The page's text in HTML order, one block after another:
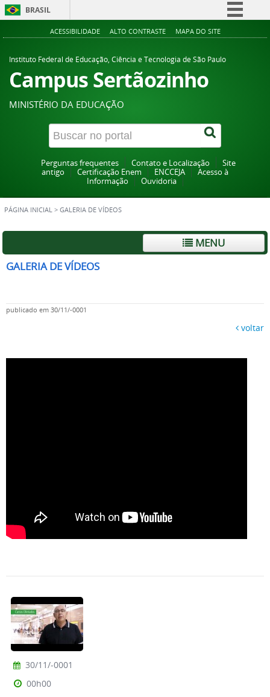
BRASIL
Simplifique!
Acesso à informação
Canais
ACESSIBILIDADE ALTO CONTRASTE MAPA DO SITE
Instituto Federal de Educação, Ciência e Tecnologia de São Paulo
Campus Sertãozinho
MINISTÉRIO DA EDUCAÇÃO
Perguntas frequentes Contato e Localização
Site
antigo
Certificação Enem ENCCEJA
Acesso à
Informação
Ouvidoria
PÁGINA INICIAL > GALERIA DE VÍDEOS
MENU
GALERIA DE VÍDEOS
publicado em 30/11/-0001
voltar
30/11/-0001
00h00